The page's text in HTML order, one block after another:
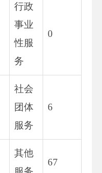
行政
事业
性服
务
0
社会
团体
服务
6
其他
67